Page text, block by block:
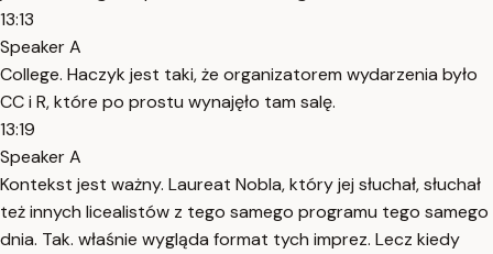
13:13
Speaker A
College. Haczyk jest taki, że organizatorem wydarzenia było
CC i R, które po prostu wynajęło tam salę.
13:19
Speaker A
Kontekst jest ważny. Laureat Nobla, który jej słuchał, słuchał
też innych licealistów z tego samego programu tego samego
dnia. Tak. właśnie wygląda format tych imprez. Lecz kiedy